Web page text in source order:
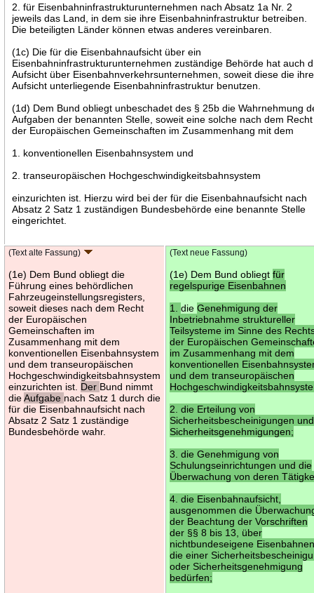
2. für Eisenbahninfrastrukturunternehmen nach Absatz 1a Nr. 2
jeweils das Land, in dem sie ihre Eisenbahninfrastruktur betreiben.
Die beteiligten Länder können etwas anderes vereinbaren.
(1c) Die für die Eisenbahnaufsicht über ein
Eisenbahninfrastrukturunternehmen zuständige Behörde hat auch
Aufsicht über Eisenbahnverkehrsunternehmen, soweit diese die
Aufsicht unterliegende Eisenbahninfrastruktur benutzen.
(1d) Dem Bund obliegt unbeschadet des § 25b die Wahrnehmung
Aufgaben der benannten Stelle, soweit eine solche nach dem Recht
der Europäischen Gemeinschaften im Zusammenhang mit dem
1. konventionellen Eisenbahnsystem und
2. transeuropäischen Hochgeschwindigkeitsbahnsystem
einzurichten ist. Hierzu wird bei der für die Eisenbahnaufsicht nach
Absatz 2 Satz 1 zuständigen Bundesbehörde eine benannte Stelle
eingerichtet.
(Text alte Fassung)
(1e) Dem Bund obliegt die
Führung eines behördlichen
Fahrzeugeinstellungsregisters,
soweit dieses nach dem Recht
der Europäischen
Gemeinschaften im
Zusammenhang mit dem
konventionellen Eisenbahnsystem
und dem transeuropäischen
Hochgeschwindigkeitsbahnsystem
einzurichten ist. Der Bund nimmt
dieAufgabe nach Satz 1 durch die
für die Eisenbahnaufsicht nach
Absatz 2 Satz 1 zuständige
Bundesbehörde wahr.
(Text neue Fassung)
(1e) Dem Bund obliegtfür
regelspurige Eisenbahnen
1.dieGenehmigung der
Inbetriebnahme struktureller
Teilsysteme im Sinne des
der Europäischen
im Zusammenhang mit dem
konventionellen
und dem transeuropäischen
2. die Erteilung von
Sicherheitsbescheinigungen und
Sicherheitsgenehmigungen;
3. die Genehmigung von
Schulungseinrichtungen und die
Überwachung von deren
4. die Eisenbahnaufsicht,
ausgenommen die
der Beachtung der Vorschriften
der §§ 8 bis 13, über
nichtbundeseigene
die einer
oder Sicherheitsgenehmigung
bedürfen;